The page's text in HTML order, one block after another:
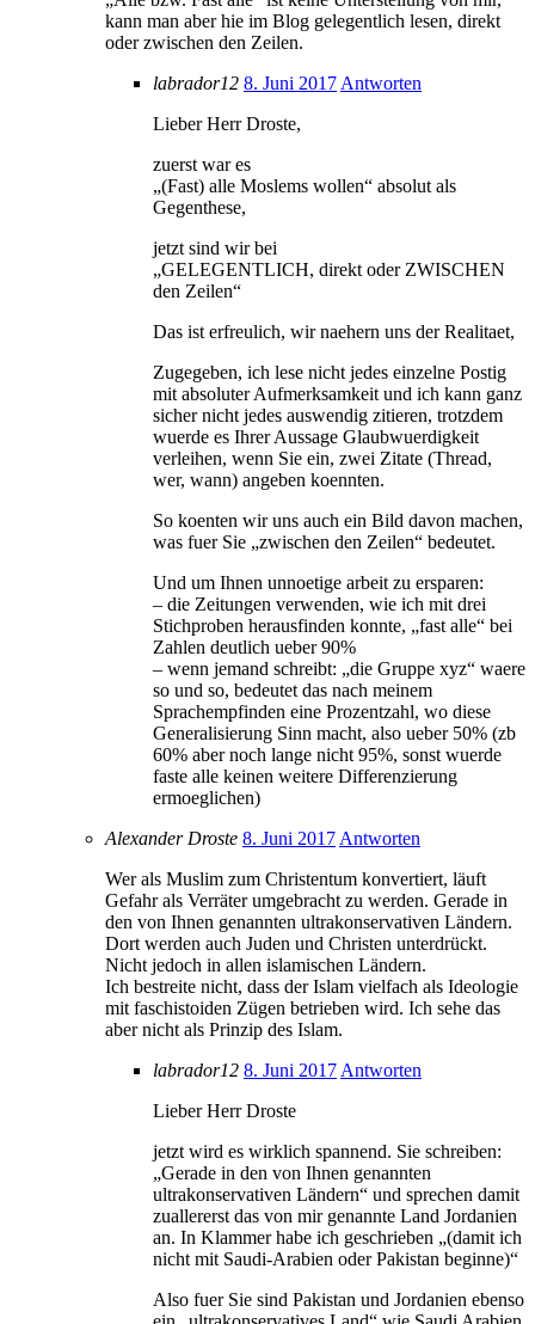
kann man aber hie im Blog gelegentlich lesen, direkt
oder zwischen den Zeilen.
labrador12 8. Juni 2017 Antworten
Lieber Herr Droste,
zuerst war es
„(Fast) alle Moslems wollen“ absolut als
Gegenthese,
jetzt sind wir bei
„GELEGENTLICH, direkt oder ZWISCHEN
den Zeilen“
Das ist erfreulich, wir naehern uns der Realitaet,
Zugegeben, ich lese nicht jedes einzelne Postig
mit absoluter Aufmerksamkeit und ich kann ganz
sicher nicht jedes auswendig zitieren, trotzdem
wuerde es Ihrer Aussage Glaubwuerdigkeit
verleihen, wenn Sie ein, zwei Zitate (Thread,
wer, wann) angeben koennten.
So koenten wir uns auch ein Bild davon machen,
was fuer Sie „zwischen den Zeilen“ bedeutet.
Und um Ihnen unnoetige arbeit zu ersparen:
– die Zeitungen verwenden, wie ich mit drei
Stichproben herausfinden konnte, „fast alle“ bei
Zahlen deutlich ueber 90%
– wenn jemand schreibt: „die Gruppe xyz“ waere
so und so, bedeutet das nach meinem
Sprachempfinden eine Prozentzahl, wo diese
Generalisierung Sinn macht, also ueber 50% (zb
60% aber noch lange nicht 95%, sonst wuerde
faste alle keinen weitere Differenzierung
ermoeglichen)
Alexander Droste 8. Juni 2017 Antworten
Wer als Muslim zum Christentum konvertiert, läuft
Gefahr als Verräter umgebracht zu werden. Gerade in
den von Ihnen genannten ultrakonservativen Ländern.
Dort werden auch Juden und Christen unterdrückt.
Nicht jedoch in allen islamischen Ländern.
Ich bestreite nicht, dass der Islam vielfach als Ideologie
mit faschistoiden Zügen betrieben wird. Ich sehe das
aber nicht als Prinzip des Islam.
labrador12 8. Juni 2017 Antworten
Lieber Herr Droste
jetzt wird es wirklich spannend. Sie schreiben:
„Gerade in den von Ihnen genannten
ultrakonservativen Ländern“ und sprechen damit
zuallererst das von mir genannte Land Jordanien
an. In Klammer habe ich geschrieben „(damit ich
nicht mit Saudi-Arabien oder Pakistan beginne)“
Also fuer Sie sind Pakistan und Jordanien ebenso